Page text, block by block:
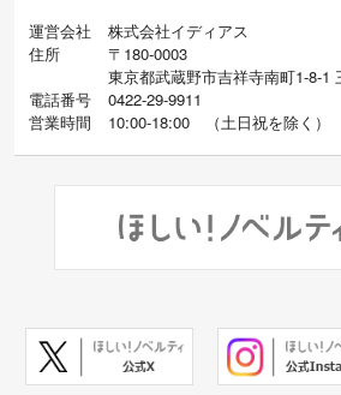
運営会社
株式会社イディアス
住所
〒180-0003
東京都武蔵野市吉祥寺南町1-8-1
電話番号
0422-29-9911
営業時間
10:00-18:00 （土日祝を除く）